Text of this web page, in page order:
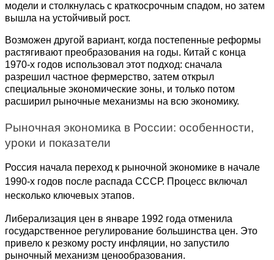
модели и столкнулась с краткосрочным спадом, но затем
вышла на устойчивый рост.
Возможен другой вариант, когда постепенные реформы
растягивают преобразования на годы. Китай с конца
1970-х годов использовал этот подход: сначала
разрешил частное фермерство, затем открыл
специальные экономические зоны, и только потом
расширил рыночные механизмы на всю экономику.
Рыночная экономика в России: особенности,
уроки и показатели
Россия начала переход к рыночной экономике в начале
1990-х годов после распада СССР. Процесс включал
несколько ключевых этапов.
Либерализация цен в январе 1992 года отменила
государственное регулирование большинства цен. Это
привело к резкому росту инфляции, но запустило
рыночный механизм ценообразования.